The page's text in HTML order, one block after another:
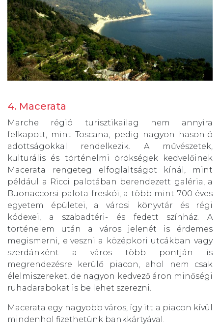
4. Macerata
Marche régió turisztikailag nem annyira
felkapott, mint Toscana, pedig nagyon hasonló
adottságokkal rendelkezik. A művészetek,
kulturális és történelmi örökségek kedvelőinek
Macerata rengeteg elfoglaltságot kínál, mint
például a Ricci palotában berendezett galéria, a
Buonaccorsi palota freskói, a több mint 700 éves
egyetem épületei, a városi könyvtár és régi
kódexei, a szabadtéri- és fedett színház. A
történelem után a város jelenét is érdemes
megismerni, elveszni a középkori utcákban vagy
szerdánként a város több pontján is
megrendezésre kerülő piacon, ahol nem csak
élelmiszereket, de nagyon kedvező áron minőségi
ruhadarabokat is be lehet szerezni.
Macerata egy nagyobb város, így itt a piacon kívül
mindenhol fizethetünk bankkártyával.